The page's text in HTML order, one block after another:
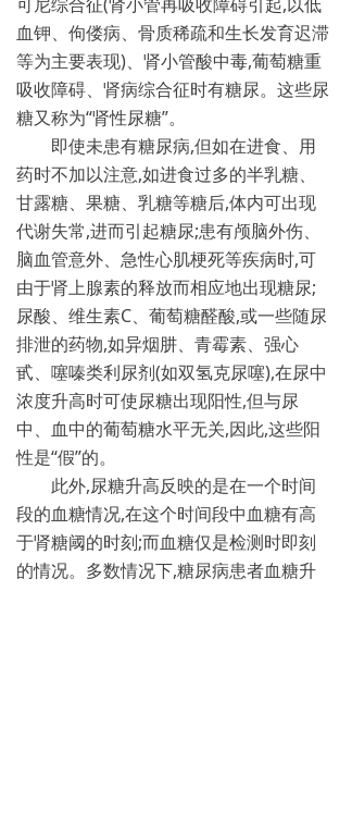
血钾、佝偻病、骨质稀疏和生长发育迟滞
等为主要表现)、肾小管酸中毒,葡萄糖重
吸收障碍、肾病综合征时有糖尿。这些尿
糖又称为“肾性尿糖”。
即使未患有糖尿病,但如在进食、用
药时不加以注意,如进食过多的半乳糖、
甘露糖、果糖、乳糖等糖后,体内可出现
代谢失常,进而引起糖尿;患有颅脑外伤、
脑血管意外、急性心肌梗死等疾病时,可
由于肾上腺素的释放而相应地出现糖尿;
尿酸、维生素C、葡萄糖醛酸,或一些随尿
排泄的药物,如异烟肼、青霉素、强心
甙、噻嗪类利尿剂(如双氢克尿噻),在尿中
浓度升高时可使尿糖出现阳性,但与尿
中、血中的葡萄糖水平无关,因此,这些阳
性是“假”的。
此外,尿糖升高反映的是在一个时间
段的血糖情况,在这个时间段中血糖有高
于肾糖阈的时刻;而血糖仅是检测时即刻
的情况。多数情况下,糖尿病患者血糖升